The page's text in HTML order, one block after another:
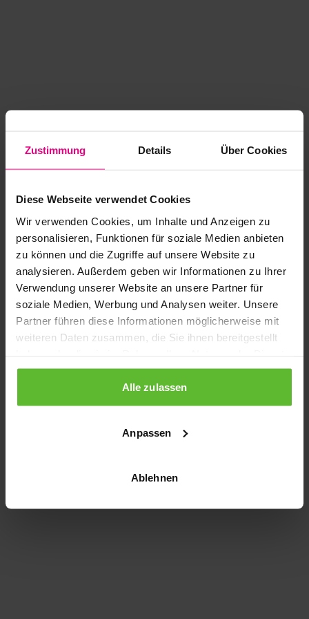
Zustimmung Details Über Cookies
Diese Webseite verwendet Cookies
Wir verwenden Cookies, um Inhalte und Anzeigen zu
personalisieren, Funktionen für soziale Medien anbieten
zu können und die Zugriffe auf unsere Website zu
analysieren. Außerdem geben wir Informationen zu Ihrer
Verwendung unserer Website an unsere Partner für
soziale Medien, Werbung und Analysen weiter. Unsere
Partner führen diese Informationen möglicherweise mit
weiteren Daten zusammen, die Sie ihnen bereitgestellt
gesammelt haben.
Alle zulassen
Anpassen
Ablehnen
Application error: a client-side exception has occurred
loading www.kurzwego.de (see the browser console for more
information).